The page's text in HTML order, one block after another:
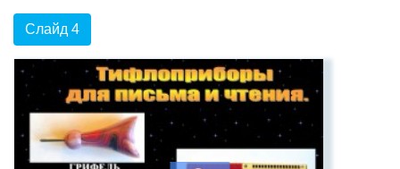
Слайд 4